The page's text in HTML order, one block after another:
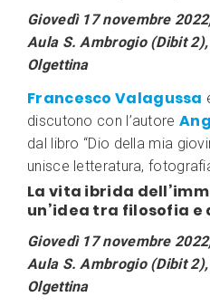
Giovedì 17 novembre
Aula S. Ambrogio (Dibit
Olgettina
Francesco Valagussa
discutono con l’autore
dal libro “Dio della mia
unisce letteratura,
La vita ibrida
un’idea tra filosofia e
Giovedì 17 novembre
Aula S. Ambrogio (Dibit
Olgettina